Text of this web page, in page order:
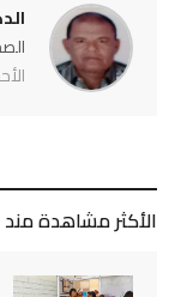
الأحد, 02 أغسطس
الأكثر مشاهدة